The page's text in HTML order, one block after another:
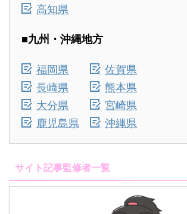
高知県
■九州・沖縄地方
福岡県
佐賀県
長崎県
熊本県
大分県
宮崎県
鹿児島県
沖縄県
サイト記事監修者一覧